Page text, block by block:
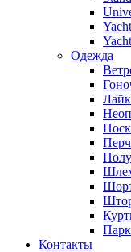
Yacht
Одежда
Контакты